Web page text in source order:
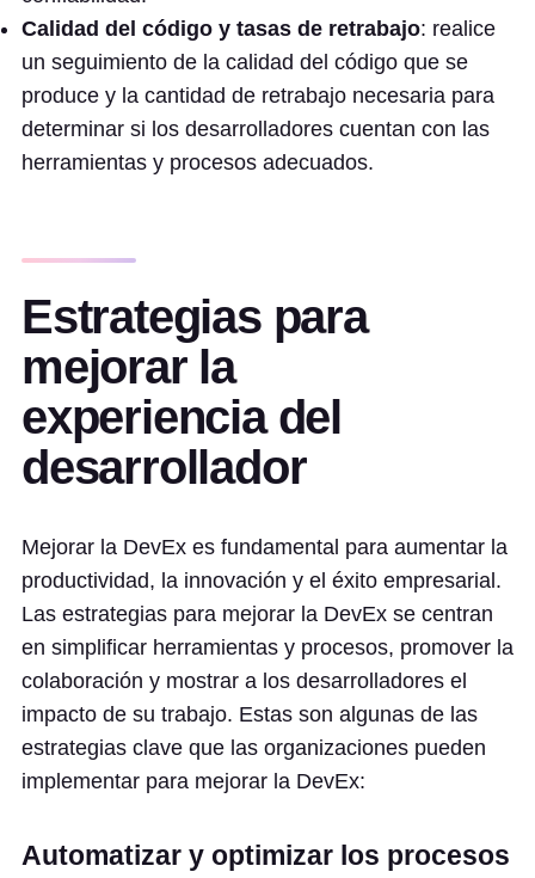
Calidad del código y tasas de retrabajo: realice
un seguimiento de la calidad del código que se
produce y la cantidad de retrabajo necesaria para
determinar si los desarrolladores cuentan con las
herramientas y procesos adecuados.
Estrategias para
mejorar la
experiencia del
desarrollador
Mejorar la DevEx es fundamental para aumentar la
productividad, la innovación y el éxito empresarial.
Las estrategias para mejorar la DevEx se centran
en simplificar herramientas y procesos, promover la
colaboración y mostrar a los desarrolladores el
impacto de su trabajo. Estas son algunas de las
estrategias clave que las organizaciones pueden
implementar para mejorar la DevEx:
Automatizar y optimizar los procesos